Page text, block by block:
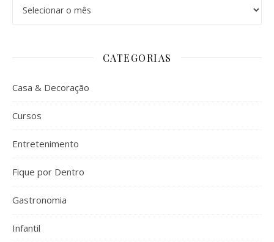
CATEGORIAS
Casa & Decoração
Cursos
Entretenimento
Fique por Dentro
Gastronomia
Infantil